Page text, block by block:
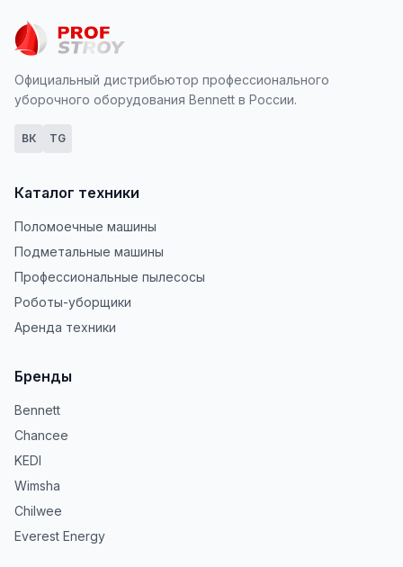
Официальный дистрибьютор профессионального
уборочного оборудования Bennett в России.
ВК TG
Каталог техники
Поломоечные машины
Подметальные машины
Профессиональные пылесосы
Роботы-уборщики
Аренда техники
Бренды
Bennett
Chancee
KEDI
Wimsha
Chilwee
Everest Energy